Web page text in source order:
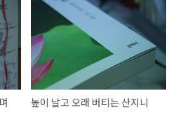
높이 날고 오래 버티는 산지니